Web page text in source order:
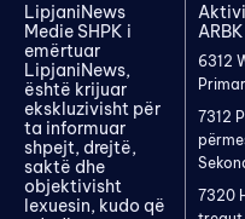
LipjaniNews
Medie SHPK i
emërtuar
LipjaniNews,
është krijuar
ekskluzivisht për
ta informuar
shpejt, drejtë,
saktë dhe
objektivisht
lexuesin, kudo që
ARBK
6312
7312
7320